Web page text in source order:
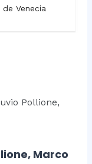
Venecia
Pollione,
Marco